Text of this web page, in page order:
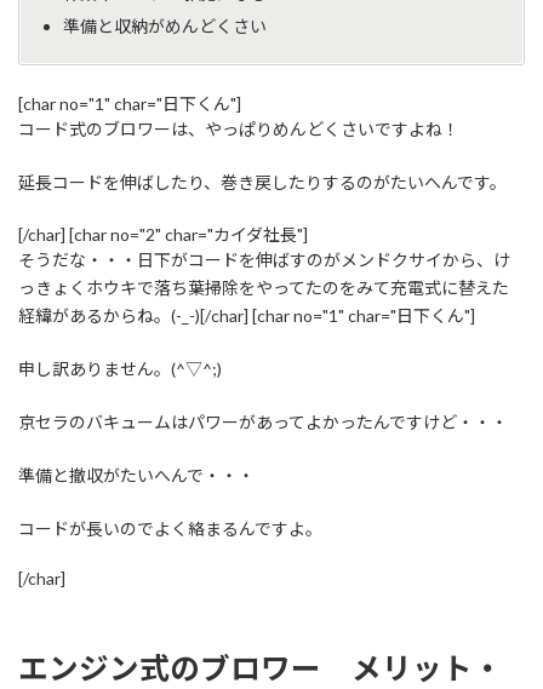
準備と収納がめんどくさい
[char no="1" char="日下くん"]
コード式のブロワーは、やっぱりめんどくさいですよね！
延長コードを伸ばしたり、巻き戻したりするのがたいへんです。
[/char] [char no="2" char="カイダ社長"]
そうだな・・・日下がコードを伸ばすのがメンドクサイから、け
っきょくホウキで落ち葉掃除をやってたのをみて充電式に替えた
経緯があるからね。(-_-)[/char] [char no="1" char="日下くん"]
申し訳ありません。(^▽^;)
京セラのバキュームはパワーがあってよかったんですけど・・・
準備と撤収がたいへんで・・・
コードが長いのでよく絡まるんですよ。
[/char]
エンジン式のブロワー メリット・